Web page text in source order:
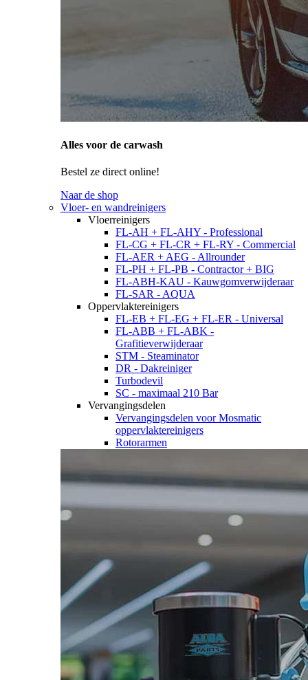
Alles voor de carwash
Bestel ze direct online!
Naar de shop
Vloer- en wandreinigers
Vloerreinigers
FL-AH + FL-AHY - Professional
FL-CG + FL-CR + FL-RY - Commercial
FL-AER + AEG - Allrounder
FL-PH + FL-PB - Contractor + BIG
FL-ABH-KAU - Kauwgomverwijderaar
FL-SAR - AQUA
Oppervlaktereinigers
FL-EB + FL-EG + FL-ER - Universal
FL-ABB + FL-ABK -
Grafitieverwijderaar
STM - Steaminator
DR - Dakreiniger
Turbodevil
SC - maximaal 210 Bar
Vervangingsdelen
Vervangingsdelen voor Mosmatic
oppervlaktereinigers
Rotorarmen